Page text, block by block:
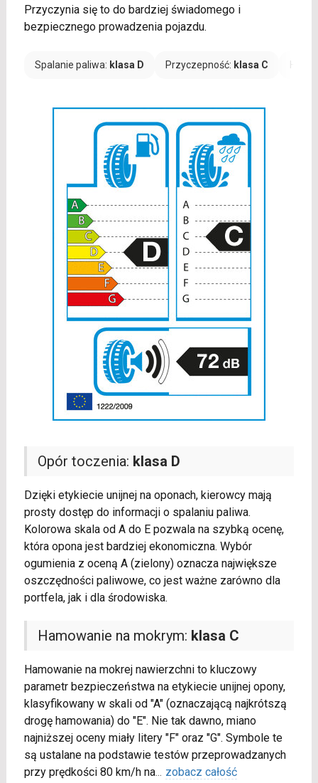
Przyczynia się to do bardziej świadomego i
bezpiecznego prowadzenia pojazdu.
Spalanie paliwa: klasa D Przyczepność: klasa C
Opór toczenia: klasa D
Dzięki etykiecie unijnej na oponach, kierowcy mają
prosty dostęp do informacji o spalaniu paliwa.
Kolorowa skala od A do E pozwala na szybką ocenę,
która opona jest bardziej ekonomiczna. Wybór
ogumienia z oceną A (zielony) oznacza największe
oszczędności paliwowe, co jest ważne zarówno dla
portfela, jak i dla środowiska.
Hamowanie na mokrym: klasa C
Hamowanie na mokrej nawierzchni to kluczowy
parametr bezpieczeństwa na etykiecie unijnej opony,
klasyfikowany w skali od "A" (oznaczającą najkrótszą
drogę hamowania) do "E". Nie tak dawno, miano
najniższej oceny miały litery "F" oraz "G". Symbole te
są ustalane na podstawie testów przeprowadzanych
przy prędkości 80 km/h na... zobacz całość